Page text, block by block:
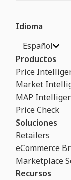
Idioma
Español
Productos
Price
Market
MAP
Price Check
Soluciones
Retailers
eCommerce
Marketplace
Recursos